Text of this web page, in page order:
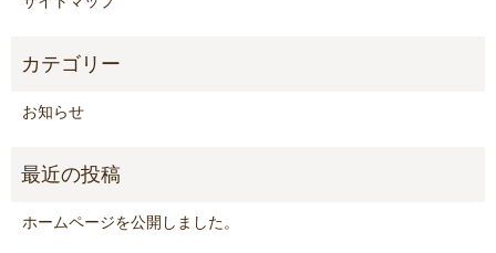
お知らせ
ホームページを公開しました。